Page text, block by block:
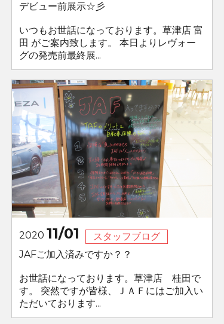
デビュー前展示☆彡
いつもお世話になっております。草津店 富
田 がご案内致します。 本日よりレヴォー
グの発売前最終展...
2020 11/01
スタッフブログ
JAFご加入済みですか？？
お世話になっております。草津店 桂田で
す。 突然ですが皆様、ＪＡＦにはご加入い
ただいております...